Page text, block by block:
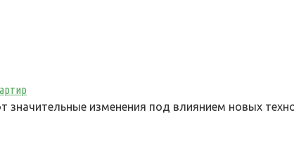
значительные изменения под влиянием новых